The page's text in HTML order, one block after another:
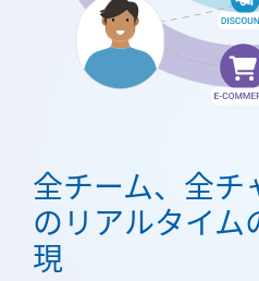
全チーム、全チ
のリアルタイム
現